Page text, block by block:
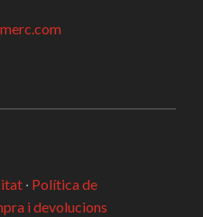
· Política de
i devolucions